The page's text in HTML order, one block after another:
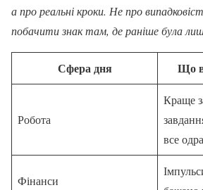
а про реальні кроки. Не про
побачити знак там, де раніше була
Сфера дня Що
Робота
Краще
все
Фінанси